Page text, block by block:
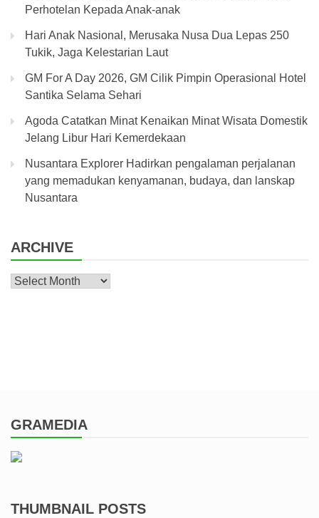
Perhotelan Kepada Anak-anak
Hari Anak Nasional, Merusaka Nusa Dua Lepas 250
Tukik, Jaga Kelestarian Laut
GM For A Day 2026, GM Cilik Pimpin Operasional Hotel
Santika Selama Sehari
Agoda Catatkan Minat Kenaikan Minat Wisata Domestik
Jelang Libur Hari Kemerdekaan
Nusantara Explorer Hadirkan pengalaman perjalanan
yang memadukan kenyamanan, budaya, dan lanskap
Nusantara
ARCHIVE
Archive
GRAMEDIA
THUMBNAIL POSTS